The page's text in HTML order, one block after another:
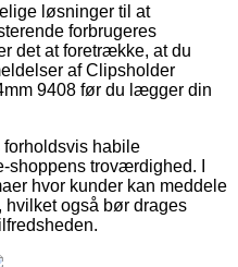
løsninger til at
forbrugeres
det at foretrække, at du
af Clipsholder
9408 før du lægger din
habile
shoppens troværdighed. I
hvor kunder kan meddele
hvilket også bør drages